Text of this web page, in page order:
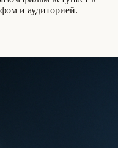
и аудиторией.